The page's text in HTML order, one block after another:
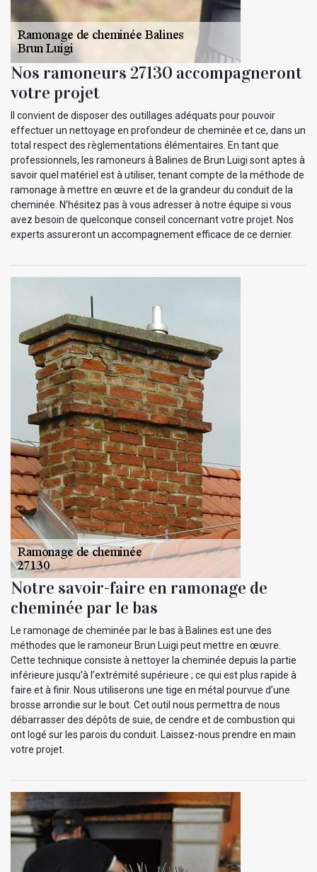
Nos ramoneurs 27130 accompagneront
votre projet
Il convient de disposer des outillages adéquats pour pouvoir
effectuer un nettoyage en profondeur de cheminée et ce, dans un
total respect des règlementations élémentaires. En tant que
professionnels, les ramoneurs à Balines de Brun Luigi sont aptes à
savoir quel matériel est à utiliser, tenant compte de la méthode de
ramonage à mettre en œuvre et de la grandeur du conduit de la
cheminée. N’hésitez pas à vous adresser à notre équipe si vous
avez besoin de quelconque conseil concernant votre projet. Nos
experts assureront un accompagnement efficace de ce dernier.
Notre savoir-faire en ramonage de
cheminée par le bas
Le ramonage de cheminée par le bas à Balines est une des
méthodes que le ramoneur Brun Luigi peut mettre en œuvre.
Cette technique consiste à nettoyer la cheminée depuis la partie
inférieure jusqu’à l’extrémité supérieure ; ce qui est plus rapide à
faire et à finir. Nous utiliserons une tige en métal pourvue d’une
brosse arrondie sur le bout. Cet outil nous permettra de nous
débarrasser des dépôts de suie, de cendre et de combustion qui
ont logé sur les parois du conduit. Laissez-nous prendre en main
votre projet.